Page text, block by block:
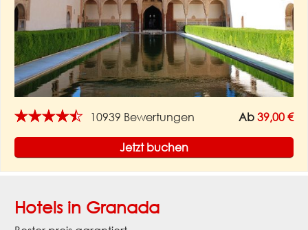
★★★★★ 10939 Bewertungen Ab 39,00 €
Jetzt buchen
Hotels in Granada